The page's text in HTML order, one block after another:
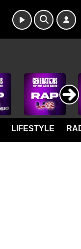
LIFESTYLE